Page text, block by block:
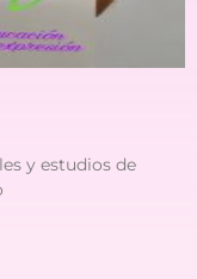
y estudios de